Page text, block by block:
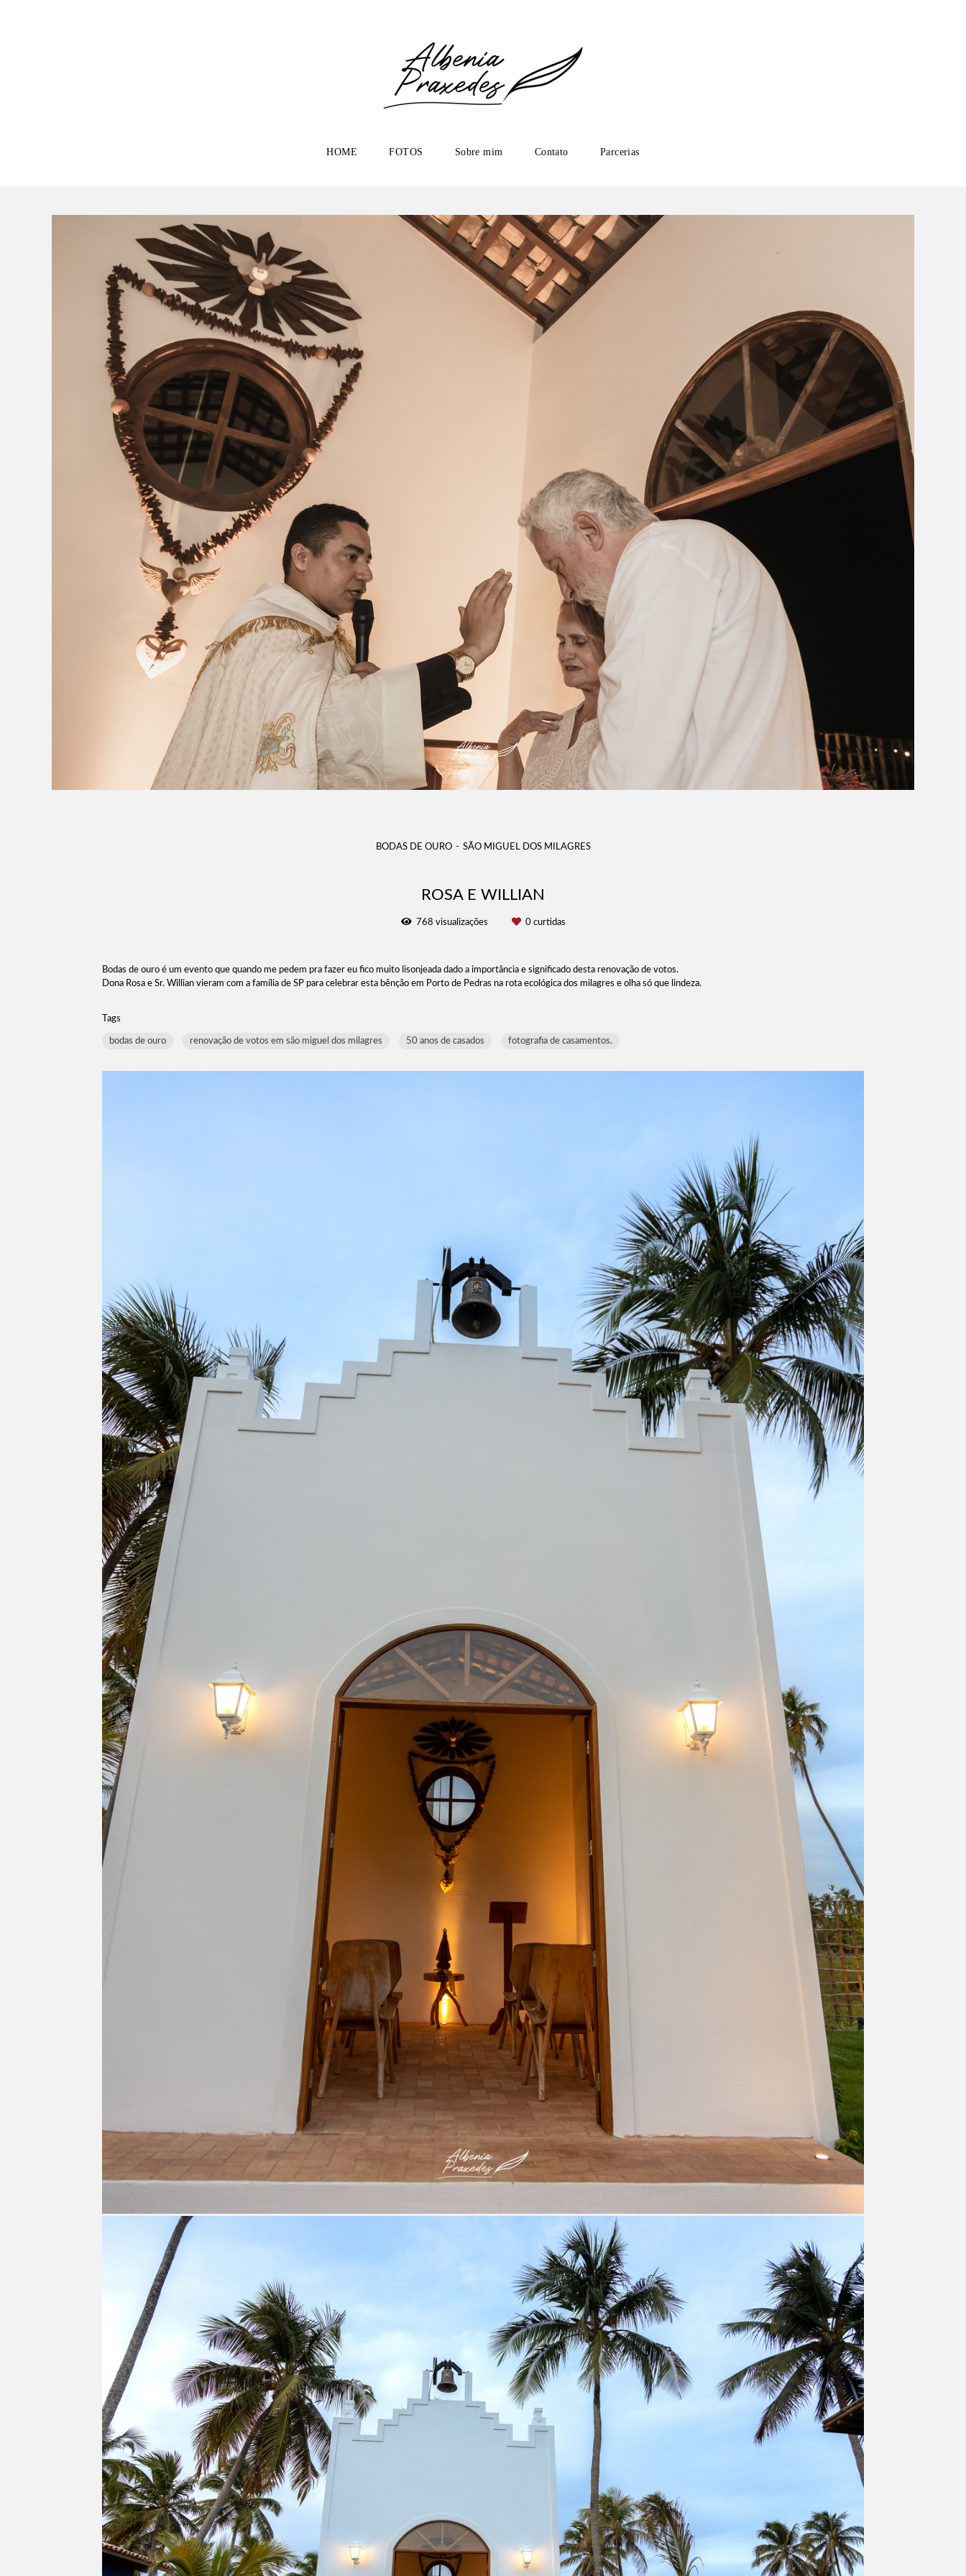
HOME FOTOS Sobre mim Contato Parcerias
BODAS DE OURO SÃO MIGUEL DOS MILAGRES
ROSA E WILLIAN
768 visualizações 0curtidas
Bodas de ouro é um evento que quando me pedem pra fazer eu fico muito lisonjeada dado a importância e significado desta renovação de votos.
Dona Rosa e Sr. Willian vieram com a família de SP para celebrar esta bênção em Porto de Pedras na rota ecológica dos milagres e olha só que lindeza.
Tags
bodas de ouro renovação de votos em são miguel dos milagres 50 anos de casados fotografia de casamentos.